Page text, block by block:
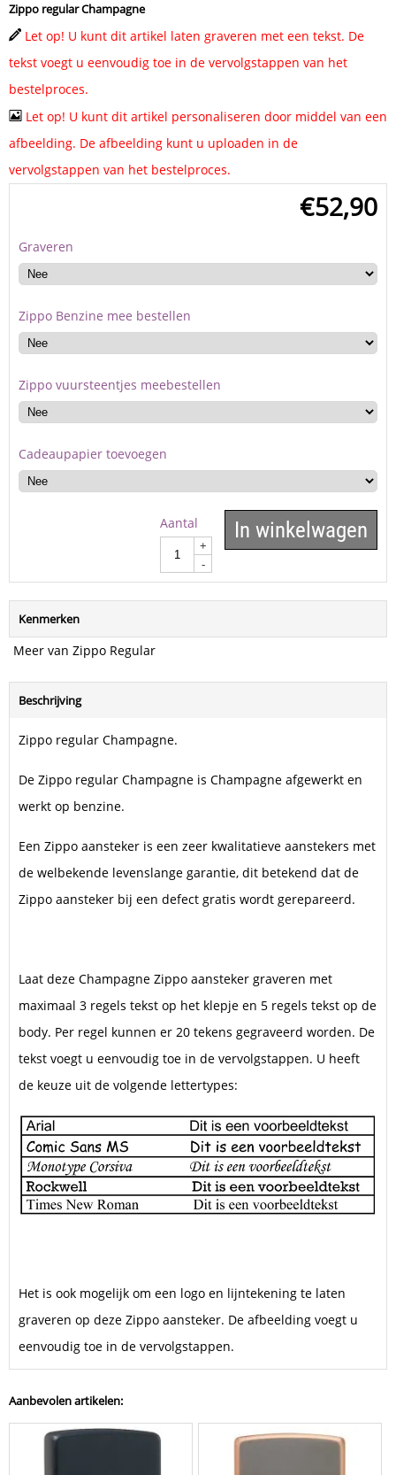
Zippo regular Champagne
Let op! U kunt dit artikel laten graveren met een tekst. De
tekst voegt u eenvoudig toe in de vervolgstappen van het
bestelproces.
Let op! U kunt dit artikel personaliseren door middel van een
afbeelding. De afbeelding kunt u uploaden in de
vervolgstappen van het bestelproces.
€52,90
Graveren
Zippo Benzine mee bestellen
Zippo vuursteentjes meebestellen
Cadeaupapier toevoegen
Aantal
+
-
In winkelwagen
Kenmerken
Meer van Zippo Regular
Beschrijving
Zippo regular Champagne.
De Zippo regular Champagne is Champagne afgewerkt en
werkt op benzine.
Een Zippo aansteker is een zeer kwalitatieve aanstekers met
de welbekende levenslange garantie, dit betekend dat de
Zippo aansteker bij een defect gratis wordt gerepareerd.
Laat deze Champagne Zippo aansteker graveren met
maximaal 3 regels tekst op het klepje en 5 regels tekst op de
body. Per regel kunnen er 20 tekens gegraveerd worden. De
tekst voegt u eenvoudig toe in de vervolgstappen. U heeft
de keuze uit de volgende lettertypes:
Het is ook mogelijk om een logo en lijntekening te laten
graveren op deze Zippo aansteker. De afbeelding voegt u
eenvoudig toe in de vervolgstappen.
Aanbevolen artikelen: